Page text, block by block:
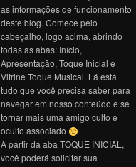
as informações de funcionamento
deste blog. Comece pelo
cabeçalho, logo acima, abrindo
todas as abas: Início,
Apresentação, Toque Inicial e
Vitrine Toque Musical. Lá está
tudo que você precisa saber para
navegar em nosso conteúdo e se
tornar mais uma amigo culto e
oculto associado
A partir da aba TOQUE INICIAL,
você poderá solicitar sua